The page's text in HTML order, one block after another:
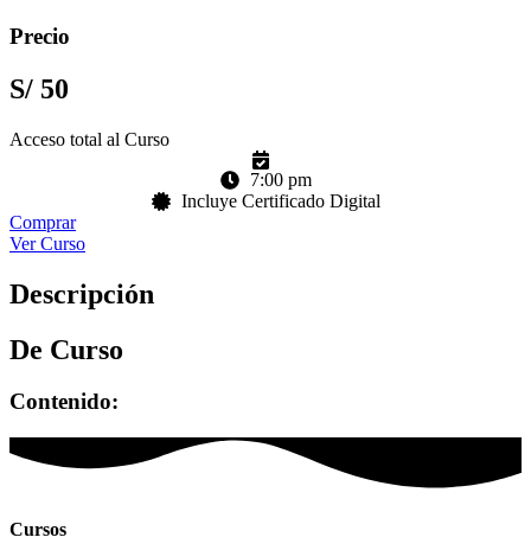
Precio
S/ 50
Acceso total al Curso
7:00 pm
Incluye Certificado Digital
Comprar
Ver Curso
Descripción
De Curso
Contenido:
Cursos